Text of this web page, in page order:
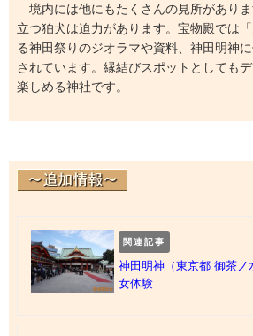
境内には他にもたくさんの見所があり
立つ狛犬は迫力があります。宝物殿では
る神田祭りのジオラマや資料、神田明神
されています。縁結びスポットとしても
楽しめる神社です。
関連記事
神田明神（東京都 御茶ノ
女体験